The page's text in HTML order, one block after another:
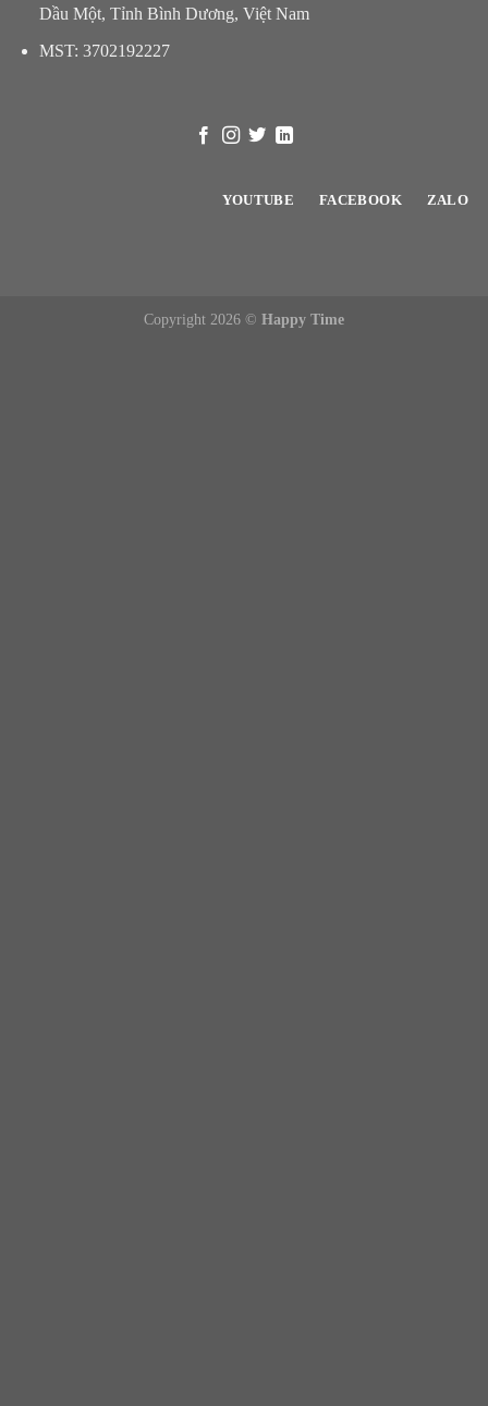
Dầu Một, Tỉnh Bình Dương, Việt Nam
MST: 3702192227
YOUTUBE FACEBOOK ZALO
Copyright 2026 © Happy Time